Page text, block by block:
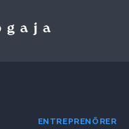
ENTREPRENÖRER